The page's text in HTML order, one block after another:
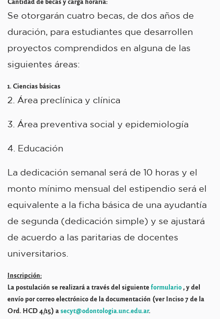
Se otorgarán cuatro becas, de dos años de
duración, para estudiantes que desarrollen
proyectos comprendidos en alguna de las
siguientes áreas:
1. Ciencias básicas
2. Área preclínica y clínica
3. Área preventiva social y epidemiología
4. Educación
La dedicación semanal será de 10 horas y el
monto mínimo mensual del estipendio será el
equivalente a la ficha básica de una ayudantía
de segunda (dedicación simple) y se ajustará
de acuerdo a las paritarias de docentes
universitarios.
Inscripción:
La postulación se realizará a través del siguienteformulario, y del
envío por correo electrónico de la documentación (ver Inciso 7 de la
Ord. HCD4/15) asecyt@odontologia.unc.edu.ar.